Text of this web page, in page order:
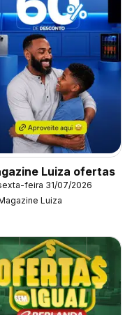
Luiza ofertas
feira 31/07/2026
Luiza